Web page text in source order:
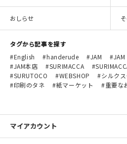
おしらせ
タグから記事を探す
English
handerude JAM
JAM本店
SURIMACCA
SURUTOCO
WEBSHOP シルク
印刷のタネ
紙マーケット 重要な
マイアカウント